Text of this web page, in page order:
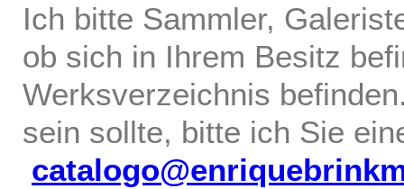
Ich bitte Sammler,
ob sich in Ihrem Besitz
Werksverzeichnis
sein sollte, bitte ich Sie